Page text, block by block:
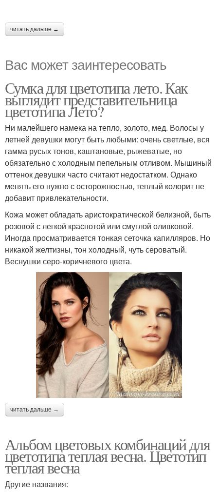
читать дальше →
Вас может заинтересовать
Сумка для цветотипа лето. Как
выглядит представительница
цветотипа Лето?
Ни малейшего намека на тепло, золото, мед. Волосы у
летней девушки могут быть любыми: очень светлые, вся
гамма русых тонов, каштановые, рыжеватые, но
обязательно с холодным пепельным отливом. Мышиный
оттенок девушки часто считают недостатком. Однако
менять его нужно с осторожностью, теплый колорит не
добавит привлекательности.
Кожа может обладать аристократической белизной, быть
розовой с легкой краснотой или смуглой оливковой.
Иногда просматривается тонкая сеточка капилляров. Но
никакой желтизны, тон холодный, чуть сероватый.
Веснушки серо-коричневого цвета.
читать дальше →
Альбом цветовых комбинаций для
цветотипа теплая весна. Цветотип
теплая весна
Другие названия: